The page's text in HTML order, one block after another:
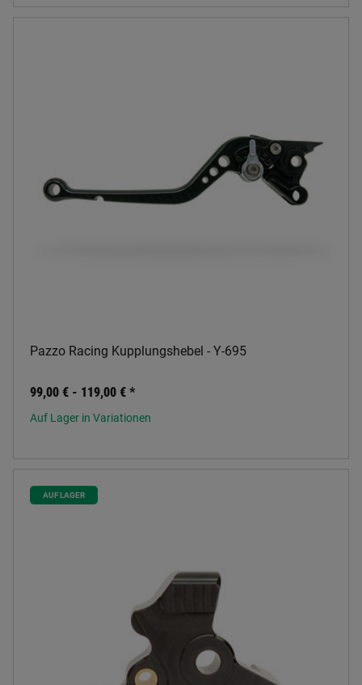
Pazzo Racing Kupplungshebel - Y-695
99,00 € - 119,00 € *
Auf Lager in Variationen
AUF LAGER